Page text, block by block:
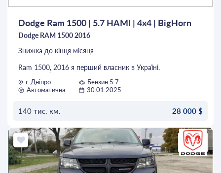
Dodge Ram 1500 | 5.7 HAMI | 4x4 | BigHorn
Dodge RAM 1500 2016
Знижка до кінця місяця
Ram 1500, 2016 я перший власник в Україні.
Двигун об'ємом 5,7 літрів, HEMI, встановлений газ.
Повний привід з чотирма режимами (тільки задній
привід, понижаюча, блокування, автоматичне
Велика кабіна - CrewCab.
сабвуфером.
Пошкодження в США були мінімальні, шукав щоб була
пошкоджена решітка та оптика, з метою замінити все на
фірмову американську оптику AlphaRex.
Кузов вкритий лайнером, не дряпається.
Сталевий захист двигуна і коробки.
г. Дніпро
Бензин 5.7
Автоматична
30.01.2025
140 тис. км. 28 000 $
ОСТАВИТЬ ЗАЯВКУ